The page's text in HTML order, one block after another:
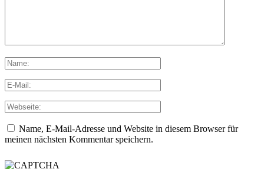
Name, E-Mail-Adresse und Website in diesem Browser für
meinen nächsten Kommentar speichern.